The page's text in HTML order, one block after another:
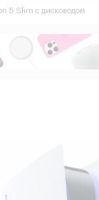
5 Slim с дисководом